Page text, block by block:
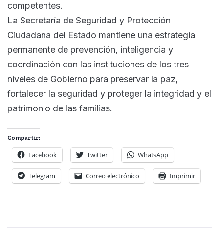
competentes.
La Secretaría de Seguridad y Protección
Ciudadana del Estado mantiene una estrategia
permanente de prevención, inteligencia y
coordinación con las instituciones de los tres
niveles de Gobierno para preservar la paz,
fortalecer la seguridad y proteger la integridad y el
patrimonio de las familias.
Compartir:
Facebook Twitter WhatsApp
Telegram Correo electrónico Imprimir